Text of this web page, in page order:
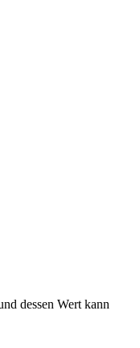
dessen Wert kann